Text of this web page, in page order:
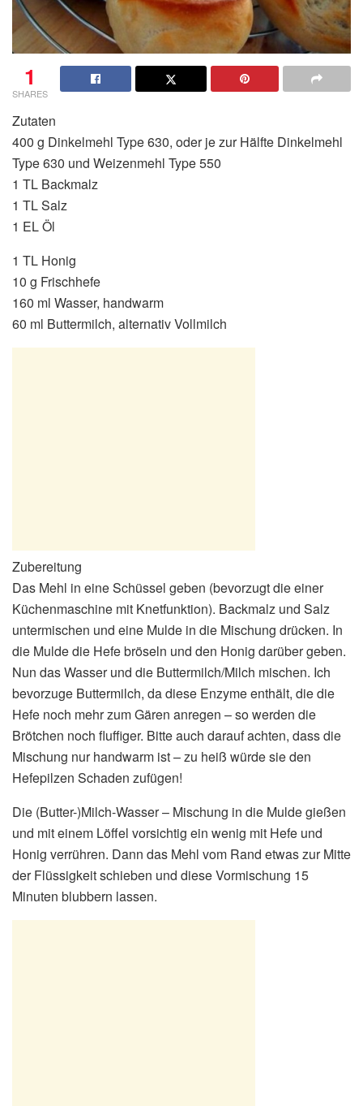
1
SHARES
Zutaten
400 g Dinkelmehl Type 630, oder je zur Hälfte Dinkelmehl
Type 630 und Weizenmehl Type 550
1 TL Backmalz
1 TL Salz
1 EL Öl
1 TL Honig
10 g Frischhefe
160 ml Wasser, handwarm
60 ml Buttermilch, alternativ Vollmilch
Zubereitung
Das Mehl in eine Schüssel geben (bevorzugt die einer
Küchenmaschine mit Knetfunktion). Backmalz und Salz
untermischen und eine Mulde in die Mischung drücken. In
die Mulde die Hefe bröseln und den Honig darüber geben.
Nun das Wasser und die Buttermilch/Milch mischen. Ich
bevorzuge Buttermilch, da diese Enzyme enthält, die die
Hefe noch mehr zum Gären anregen – so werden die
Brötchen noch fluffiger. Bitte auch darauf achten, dass die
Mischung nur handwarm ist – zu heiß würde sie den
Hefepilzen Schaden zufügen!
Die (Butter-)Milch-Wasser – Mischung in die Mulde gießen
und mit einem Löffel vorsichtig ein wenig mit Hefe und
Honig verrühren. Dann das Mehl vom Rand etwas zur Mitte
der Flüssigkeit schieben und diese Vormischung 15
Minuten blubbern lassen.